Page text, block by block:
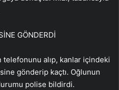
GÖNDERDİ
telefonunu alıp, kanlar içindeki
gönderip kaçtı. Oğlunun
polise bildirdi.